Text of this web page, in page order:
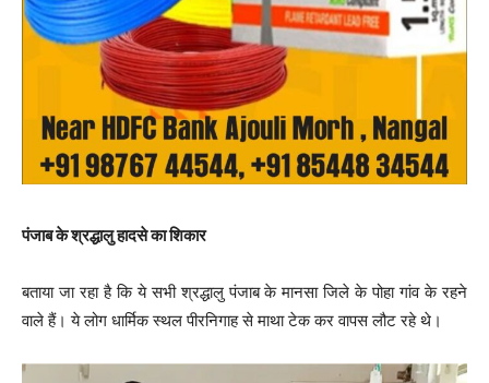
पंजाब के श्रद्धालु हादसे का शिकार
बताया जा रहा है कि ये सभी श्रद्धालु पंजाब के मानसा जिले के पोहा गांव के रहने
वाले हैं। ये लोग धार्मिक स्थल पीरनिगाह से माथा टेक कर वापस लौट रहे थे।